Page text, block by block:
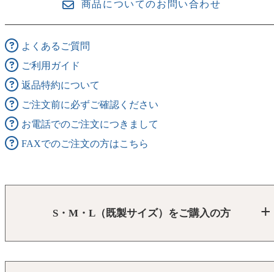
商品についてのお問い合わせ
よくあるご質問
ご利用ガイド
返品特約について
ご注文前に必ずご確認ください
お電話でのご注文につきまして
FAXでのご注文の方はこちら
S・M・L（既製サイズ）をご購入の方